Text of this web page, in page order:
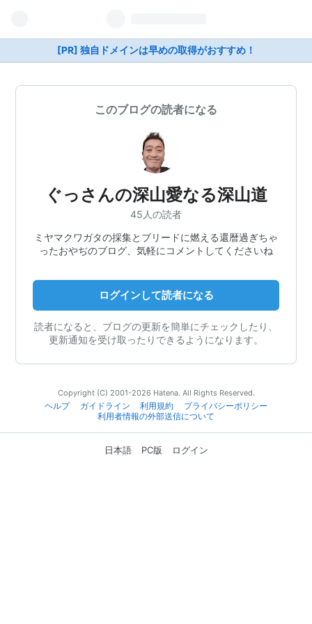
[PR] 独自ドメインは早めの取得がおすすめ！
このブログの読者になる
ぐっさんの深山愛なる深山道
45人の読者
ミヤマクワガタの採集とブリードに燃える還暦過ぎちゃ
ったおやぢのブログ、気軽にコメントしてくださいね
ログインして読者になる
読者になると、ブログの更新を簡単にチェックしたり、
更新通知を受け取ったりできるようになります。
Copyright (C) 2001-2026 Hatena. All Rights Reserved.
ヘルプ
ガイドライン 利用規約
プライバシーポリシー
利用者情報の外部送信について
日本語 PC版 ログイン